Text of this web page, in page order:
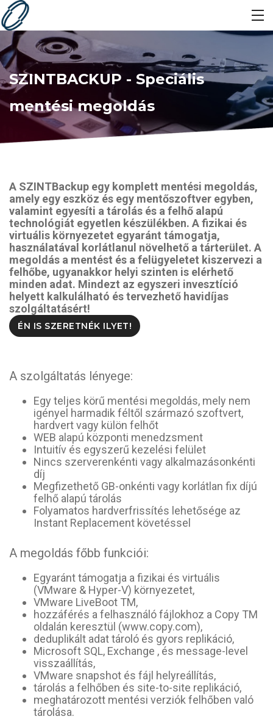
SZINTBACKUP - Speciális
mentési megoldás
A SZINTBackup egy komplett mentési megoldás,
amely egy eszköz és egy mentőszoftver egyben,
valamint egyesíti a tárolás és a felhő alapú
technológiát egyetlen készülékben. A fizikai és
virtuális környezetet egyaránt támogatja,
használatával korlátlanul növelhető a tárterület. A
megoldás a mentést és a felügyeletet kiszervezi a
felhőbe, ugyanakkor helyi szinten is elérhető
minden adat. Mindezt az egyszeri invesztíció
helyett kalkulálható és tervezhető havidíjas
szolgáltatásért!
ÉN IS SZERETNÉK ILYET!
A szolgáltatás lényege:
Egy teljes körű mentési megoldás, mely nem
igényel harmadik féltől származó szoftvert,
hardvert vagy külön felhőt
WEB alapú központi menedzsment
Intuitív és egyszerű kezelési felület
Nincs szerverenkénti vagy alkalmazásonkénti
díj
Megfizethető GB-onkénti vagy korlátlan fix díjú
felhő alapú tárolás
Folyamatos hardverfrissítés lehetősége az
Instant Replacement követéssel
A megoldás főbb funkciói:
Egyaránt támogatja a fizikai és virtuális
(VMware & Hyper-V) környezetet,
VMware LiveBoot TM,
hozzáférés a felhasználó fájlokhoz a Copy TM
oldalán keresztül (www.copy.com),
deduplikált adat tároló és gyors replikáció,
Microsoft SQL, Exchange , és message-level
visszaállítás,
VMware snapshot és fájl helyreállítás,
tárolás a felhőben és site-to-site replikáció,
meghatározott mentési verziók felhőben való
tárolása.